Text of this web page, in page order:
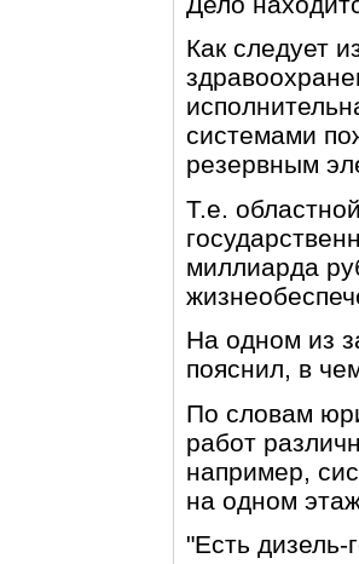
Как следует
системами
резервным
Т.е.
миллиарда
На одном из
пояснил, в
По словам
работ
например,
на одном
"Есть дизель-